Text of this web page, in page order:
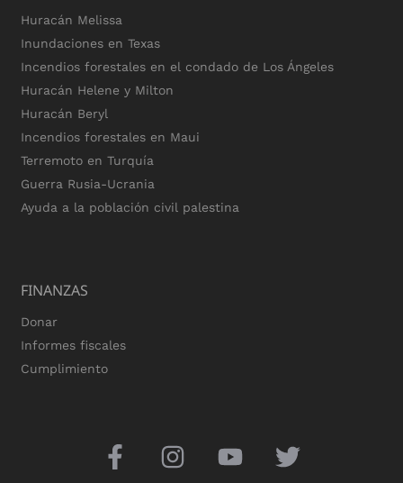
Huracán Melissa
Inundaciones en Texas
Incendios forestales en el condado de Los Ángeles
Huracán Helene y Milton
Huracán Beryl
Incendios forestales en Maui
Terremoto en Turquía
Guerra Rusia-Ucrania
Ayuda a la población civil palestina
FINANZAS
Donar
Informes fiscales
Cumplimiento